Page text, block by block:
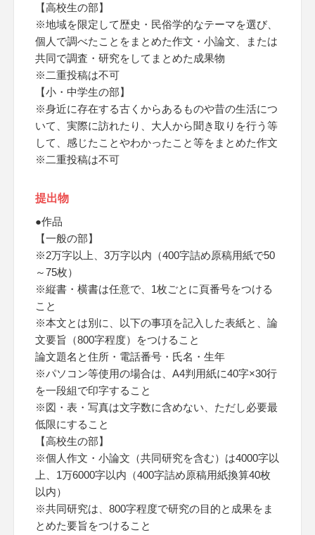
【高校生の部】
※地域を限定して歴史・民俗学的なテーマを選び、
個人で調べたことをまとめた作文・小論文、または
共同で調査・研究をしてまとめた成果物
※二重投稿は不可
【小・中学生の部】
※身近に存在する古くからあるものや昔の生活につ
いて、実際に訪れたり、大人から聞き取りを行う等
して、感じたことやわかったこと等をまとめた作文
※二重投稿は不可
提出物
●作品
【一般の部】
※2万字以上、3万字以内（400字詰め原稿用紙で50
～75枚）
※縦書・横書は任意で、1枚ごとに頁番号をつける
こと
※本文とは別に、以下の事項を記入した表紙と、論
文要旨（800字程度）をつけること
論文題名と住所・電話番号・氏名・生年
※パソコン等使用の場合は、A4判用紙に40字×30行
を一段組で印字すること
※図・表・写真は文字数に含めない、ただし必要最
低限にすること
【高校生の部】
※個人作文・小論文（共同研究を含む）は4000字以
上、1万6000字以内（400字詰め原稿用紙換算40枚
以内）
※共同研究は、800字程度で研究の目的と成果をま
とめた要旨をつけること